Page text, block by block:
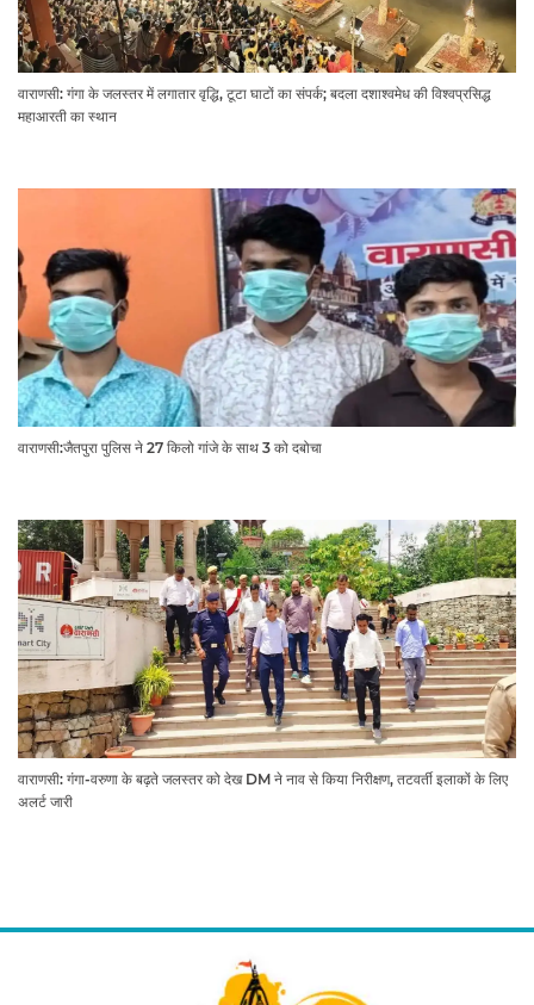
वाराणसी: गंगा के जलस्तर में लगातार वृद्धि, टूटा घाटों का संपर्क; बदला दशाश्वमेध की विश्वप्रसिद्ध
महाआरती का स्थान
वाराणसी:जैतपुरा पुलिस ने 27 किलो गांजे के साथ 3 को दबोचा
वाराणसी: गंगा-वरुणा के बढ़ते जलस्तर को देख DM ने नाव से किया निरीक्षण, तटवर्ती इलाकों के लिए
अलर्ट जारी